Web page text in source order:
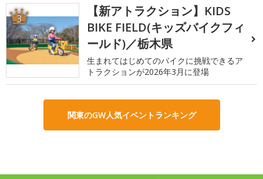
3
【新アトラクション】KIDS
BIKE FIELD(キッズバイクフィ
ールド)／栃木県
生まれてはじめてのバイクに挑戦できるア
トラクションが2026年3月に登場
関東のGW人気イベントランキング